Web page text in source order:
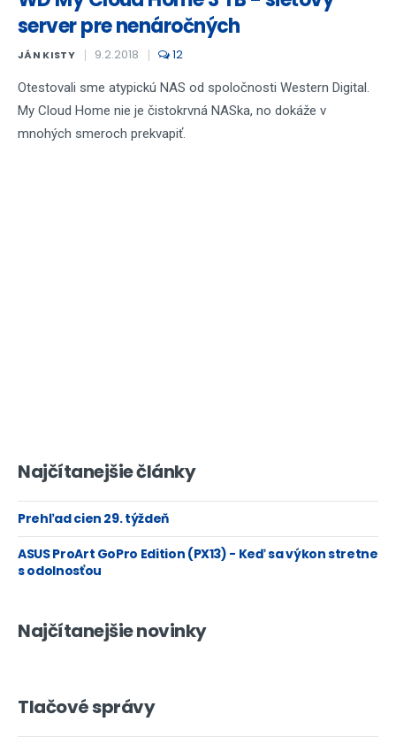
server pre nenáročných
JÁN KISTY 9.2.2018 12
Otestovali sme atypickú NAS od spoločnosti Western Digital.
My Cloud Home nie je čistokrvná NASka, no dokáže v
mnohých smeroch prekvapiť.
Najčítanejšie články
Prehľad cien 29. týždeň
ASUS ProArt GoPro Edition (PX13) - Keď sa výkon stretne
s odolnosťou
Najčítanejšie novinky
Tlačové správy